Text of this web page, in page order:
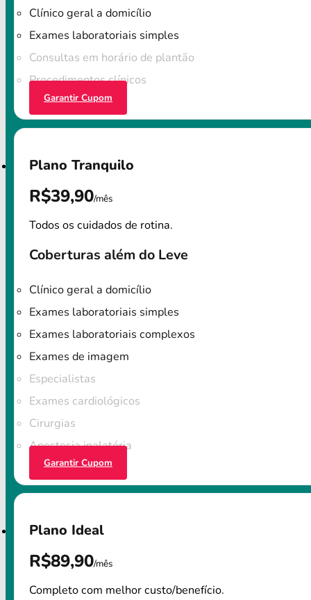
Clínico geral a domicílio
Exames laboratoriais simples
Consultas em horário de plantão
Procedimentos clínicos
Garantir Cupom
Plano Tranquilo
R$39,90/mês
Todos os cuidados de rotina.
Coberturas além do Leve
Clínico geral a domicílio
Exames laboratoriais simples
Exames laboratoriais complexos
Exames de imagem
Especialistas
Exames cardiológicos
Cirurgias
Anestesia inalatória
Garantir Cupom
Plano Ideal
R$89,90/mês
Completo com melhor custo/benefício.